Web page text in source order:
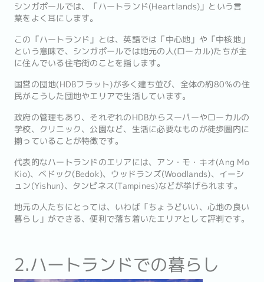
シンガポールでは、「ハートランド(Heartlands)」という言
葉をよく耳にします。
この「ハートランド」とは、英語では「中心地」や「中核地」
という意味で、シンガポールでは地元の人(ローカル)たちが主
に住んでいる住宅街のことを指します。
国営の団地(HDBフラット)が多く建ち並び、全体の約80％の住
民がこうした団地やエリアで生活しています。
政府の管理もあり、それぞれのHDBからスーパーやローカルの
学校、クリニック、公園など、生活に必要なものが徒歩圏内に
揃っていることが特徴です。
代表的なハートランドのエリアには、アン・モ・キオ(Ang Mo
Kio)、ベドック(Bedok)、ウッドランズ(Woodlands)、イーシ
ュン(Yishun)、タンピネス(Tampines)などが挙げられます。
地元の人たちにとっては、いわば「ちょうどいい、心地の良い
暮らし」ができる、便利で落ち着いたエリアとして評判です。
2.ハートランドでの暮らし